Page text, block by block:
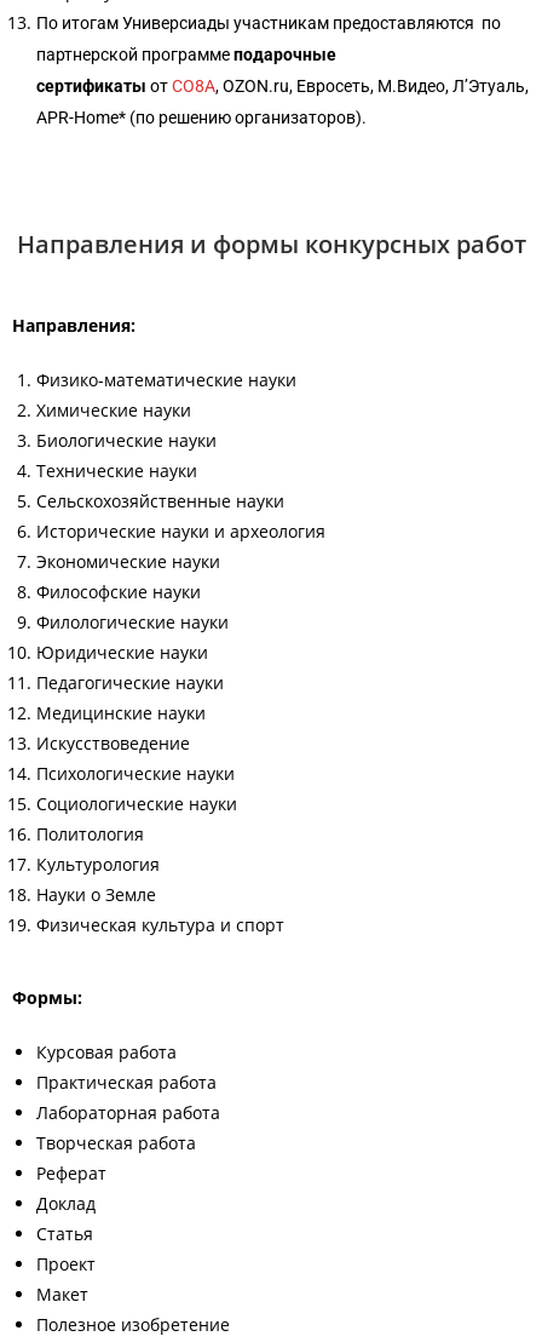
По итогам Универсиады участникам предоставляются по
партнерской программеподарочные
сертификаты отCO8A, OZON.ru, Евросеть, М.Видео, Л’Этуаль,
APR-Home* (по решению организаторов).
Направления и формы конкурсных работ
Направления:
Физико-математические науки
Химические науки
Биологические науки
Технические науки
Сельскохозяйственные науки
Исторические науки и археология
Экономические науки
Философские науки
Филологические науки
Юридические науки
Педагогические науки
Медицинские науки
Искусствоведение
Психологические науки
Социологические науки
Политология
Культурология
Науки о Земле
Физическая культура и спорт
Формы:
Курсовая работа
Практическая работа
Лабораторная работа
Творческая работа
Реферат
Доклад
Статья
Проект
Макет
Полезное изобретение